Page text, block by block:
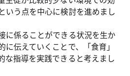
いう点を中心に検討を進めまし
に係ることができる状況を生か
に伝えていくことで、「食育」
な指導を実践できると考えまし